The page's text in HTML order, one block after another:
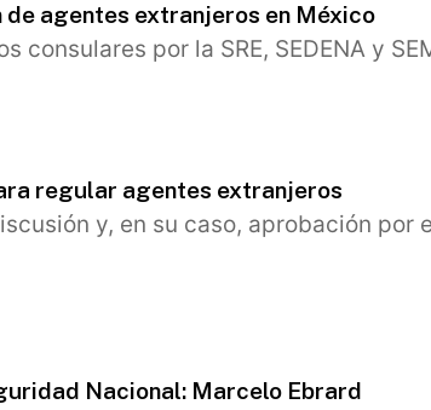
agentes extranjeros en México
por la SRE, SEDENA y
regular agentes extranjeros
y, en su caso, aprobación por
Nacional: Marcelo Ebrard